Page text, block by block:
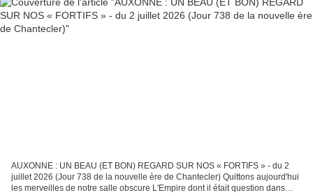
AUXONNE : UN BEAU (ET BON) REGARD SUR NOS « FORTIFS » - du 2
juillet 2026 (Jour 738 de la nouvelle ère de Chantecler) Quittons aujourd'hui
les merveilles de notre salle obscure L'Empire dont il était question dans